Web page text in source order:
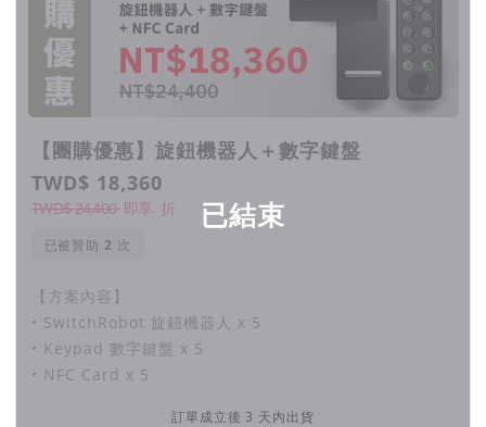
回到家只要用 Apple Watch 就能解鎖，還可以提前打開冷
氣，讓回家的心情更愉悅。
已結束
【團購優惠】旋鈕機器人＋數字鍵盤
TWD$ 18,360
TWD$ 24,400 即享 折
已被贊助 次
【方案內容】
• SwitchRobot 旋鈕機器人 x 5
• Keypad 數字鍵盤 x 5
• NFC Card x 5
訂單成立後 3 天內出貨